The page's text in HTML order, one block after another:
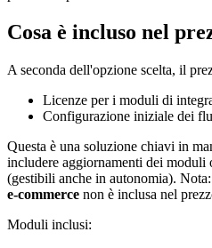
Cosa è incluso nel
A seconda dell'opzione scelta, il
Licenze per i moduli di
Configurazione iniziale dei
Questa è una soluzione chiavi in
includere aggiornamenti dei
(gestibili anche in autonomia). Nota:
e-commerce non è inclusa nel
Moduli inclusi: